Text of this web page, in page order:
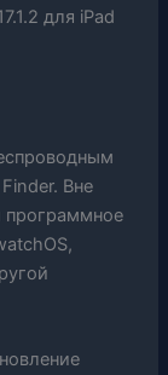
для iPad
Вне
программное